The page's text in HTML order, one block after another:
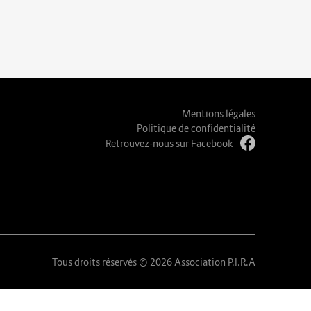
Mentions légales
Politique de confidentialité
Retrouvez-nous sur Facebook
Tous droits réservés © 2026 Association P.I.R.A